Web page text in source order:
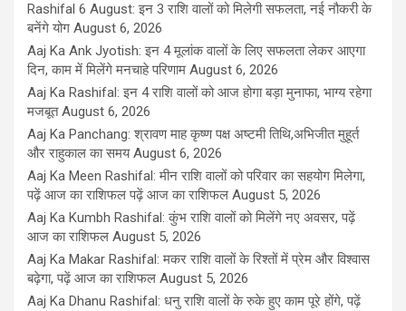
Rashifal 6 August: इन 3 राशि वालों को मिलेगी सफलता, नई नौकरी के
बनेंगे योग August 6, 2026
Aaj Ka Ank Jyotish: इन 4 मूलांक वालों के लिए सफलता लेकर आएगा
दिन, काम में मिलेंगे मनचाहे परिणाम August 6, 2026
Aaj Ka Rashifal: इन 4 राशि वालों को आज होगा बड़ा मुनाफा, भाग्य रहेगा
मजबूत August 6, 2026
Aaj Ka Panchang: श्रावण माह कृष्ण पक्ष अष्टमी तिथि,अभिजीत मुहूर्त
और राहुकाल का समय August 6, 2026
Aaj Ka Meen Rashifal: मीन राशि वालों को परिवार का सहयोग मिलेगा,
पढ़ें आज का राशिफल पढ़ें आज का राशिफल August 5, 2026
Aaj Ka Kumbh Rashifal: कुंभ राशि वालों को मिलेंगे नए अवसर, पढ़ें
आज का राशिफल August 5, 2026
Aaj Ka Makar Rashifal: मकर राशि वालों के रिश्तों में प्रेम और विश्वास
बढ़ेगा, पढ़ें आज का राशिफल August 5, 2026
Aaj Ka Dhanu Rashifal: धनु राशि वालों के रुके हुए काम पूरे होंगे, पढ़ें